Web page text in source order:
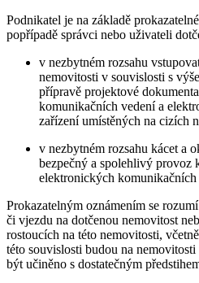
Podnikatel je na základě
popřípadě správci nebo uživateli
v nezbytném rozsahu
nemovitosti v souvislosti s
přípravě projektové
komunikačních vedení a
zařízení umístěných na cizích
v nezbytném rozsahu kácet a
bezpečný a spolehlivý provoz
elektronických komunikačních
Prokazatelným oznámením se
či vjezdu na dotčenou nemovitost
rostoucích na této nemovitosti,
této souvislosti budou na
být učiněno s dostatečným